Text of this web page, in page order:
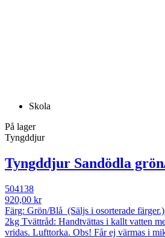
Skola
På lager
Tyngddjur
Tyngddjur Sandödla
504138
920,00 kr
Färg: Grön/Blå (Säljs i osorterade
2kg Tvättråd: Handtvättas i kallt vatten
vridas. Lufttorka. Obs! Får ej värmas i